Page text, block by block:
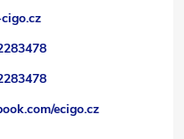
ecigo.cz